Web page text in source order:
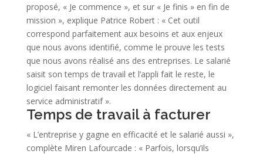
proposé, « Je commence », et sur « Je finis » en fin de
mission », explique Patrice Robert : « Cet outil
correspond parfaitement aux besoins et aux enjeux
que nous avons identifié, comme le prouve les tests
que nous avons réalisé ans des entreprises. Le salarié
saisit son temps de travail et l’appli fait le reste, le
logiciel faisant remonter les données directement au
service administratif ».
Temps de travail à facturer
« L’entreprise y gagne en efficacité et le salarié aussi »,
complète Miren Lafourcade : « Parfois, lorsqu’ils